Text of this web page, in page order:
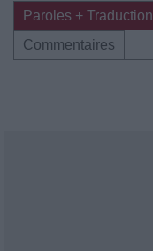
Paroles + Traduction
Commentaires